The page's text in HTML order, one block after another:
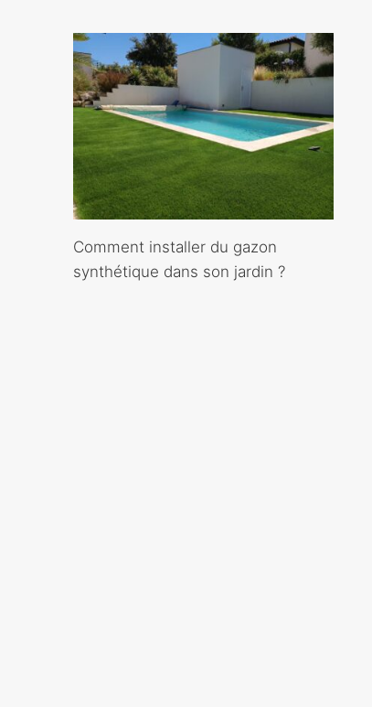
Comment installer du gazon
synthétique dans son jardin ?